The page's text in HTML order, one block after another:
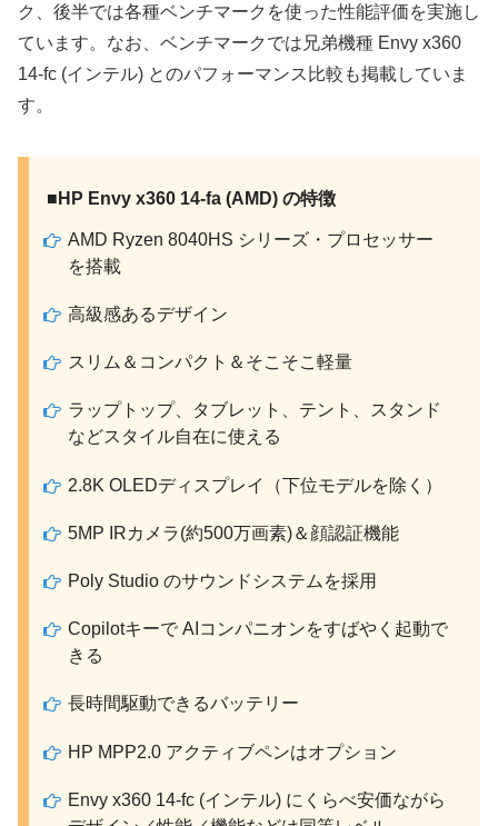
ク、後半では各種ベンチマークを使った性能評価を実施し
ています。なお、ベンチマークでは兄弟機種 Envy x360
14-fc (インテル) とのパフォーマンス比較も掲載していま
す。
■HP Envy x360 14-fa (AMD) の特徴
AMD Ryzen 8040HS シリーズ・プロセッサー
を搭載
高級感あるデザイン
スリム＆コンパクト＆そこそこ軽量
ラップトップ、タブレット、テント、スタンド
などスタイル自在に使える
2.8K OLEDディスプレイ（下位モデルを除く）
5MP IRカメラ(約500万画素)＆顔認証機能
Poly Studio のサウンドシステムを採用
Copilotキーで AIコンパニオンをすばやく起動で
きる
長時間駆動できるバッテリー
HP MPP2.0 アクティブペンはオプション
Envy x360 14-fc (インテル) にくらべ安価ながら